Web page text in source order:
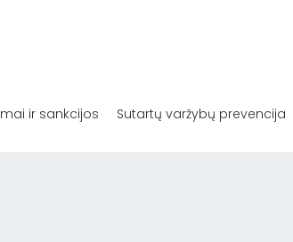
ir sankcijos Sutartų varžybų prevencija